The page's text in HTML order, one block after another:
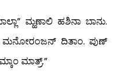
ಮ್ಹಣಾಲಿ ಹಶಿನಾ ಬಾನು.
ಮನೋರಂಜನ್ ದಿತಾಂ. ಪುಣ್
ಮಾತ್ರ್.”